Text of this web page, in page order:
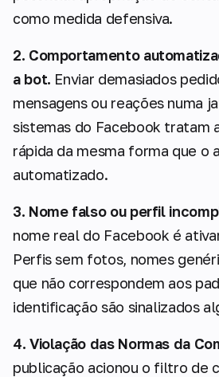
como medida defensiva.
2. Comportamento
a bot. Enviar demasiados
mensagens ou reações numa
sistemas do Facebook tratam
rápida da mesma forma que o
automatizado.
3. Nome falso ou perfil
nome real do Facebook é
Perfis sem fotos, nomes
que não correspondem aos
identificação são sinalizados
4. Violação das Normas da
publicação acionou o filtro de